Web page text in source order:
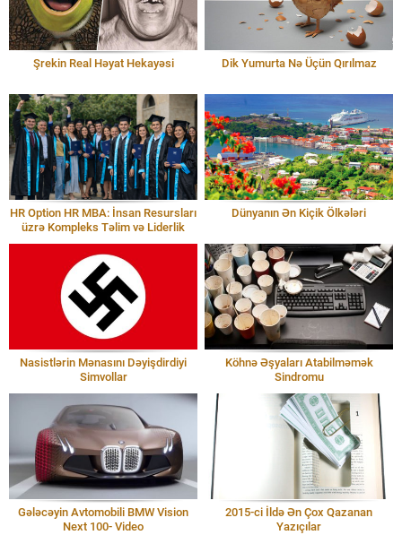
Şrekin Real Həyat Hekayəsi Dik Yumurta Nə Üçün Qırılmaz
HR Option HR MBA: İnsan Resursları
üzrə Kompleks Təlim və Liderlik
İnkişafı
Dünyanın Ən Kiçik Ölkələri
Nasistlərin Mənasını Dəyişdirdiyi
Simvollar
Köhnə Əşyaları Atabilməmək
Sindromu
Gələcəyin Avtomobili BMW Vision
Next 100- Video
2015-ci İldə Ən Çox Qazanan
Yazıçılar